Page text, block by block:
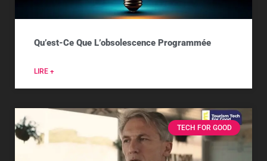
Qu’est-Ce Que L’obsolescence Programmée
LIRE +
TECH FOR GOOD